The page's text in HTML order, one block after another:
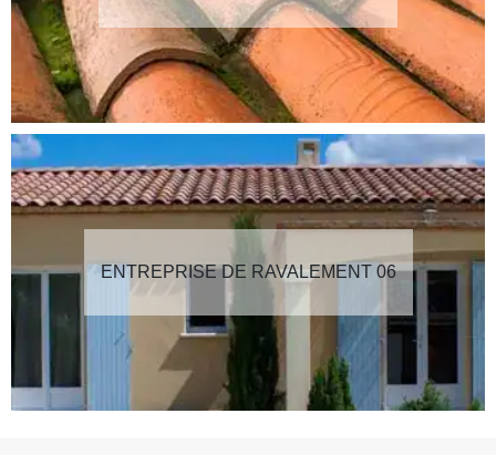
ENTREPRISE DE RAVALEMENT 06